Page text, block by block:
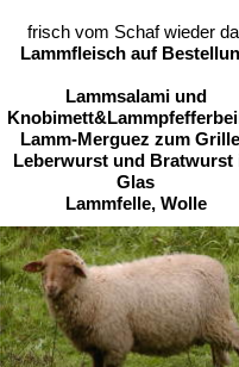
frisch vom Schaf wieder
Lammfleisch auf
Lammsalami und
Lamm-Merguez zum
Leberwurst und Bratwurst
Glas
Lammfelle, Wolle